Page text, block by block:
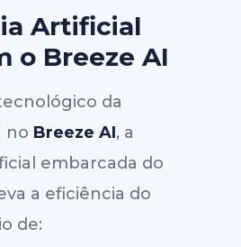
Artificial
o Breeze AI
da
no Breeze AI, a
embarcada do
a eficiência do
de: